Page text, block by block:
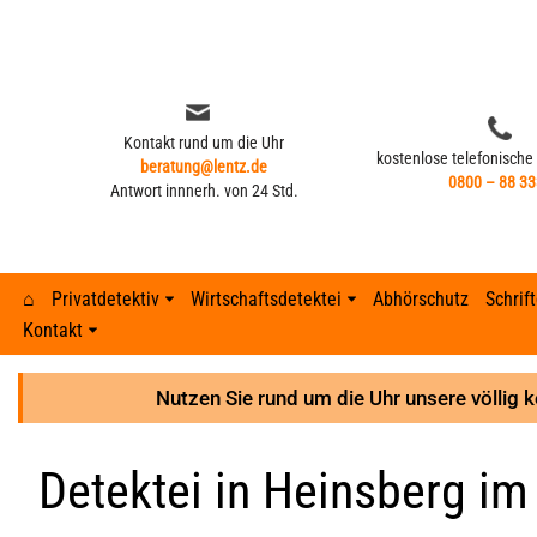
Kontakt rund um die Uhr
beratung@lentz.de
Antwort innnerh. von 24 Std.
kostenlose
0800 – 88
beratung@lentz.de
Antwort innnerh. von 24 Std.
0800 – 88
⌂ Privatdetektiv
Typisches Verhalten nach Fremdgehen –
8 Anzeichen
Gerichtsurteile
GPS-Überwachung und Ortung
Detektei
Wirtschaftsdetektei
GPS-Überwachung und Ortung
GPS-Tracker finden
Abhörschutz
Kontakt
Nutzen Sie rund um die Uhr unsere
Detektei in Heinsberg